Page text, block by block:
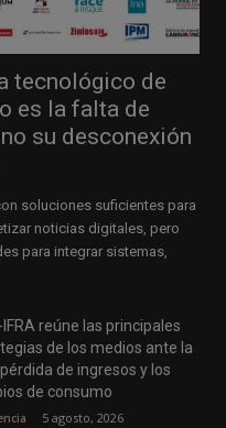
tecnológico de
es la falta de
su desconexión
soluciones suficientes para
noticias digitales, pero
para integrar sistemas,
IFRA reúne las principales
de los medios ante la
pérdida de ingresos y los
de consumo
5 agosto, 2026